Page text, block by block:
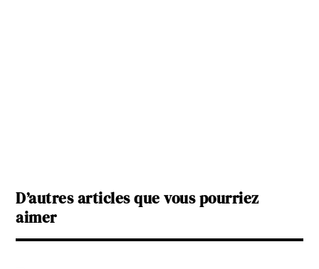
D’autres articles que vous pourriez
aimer